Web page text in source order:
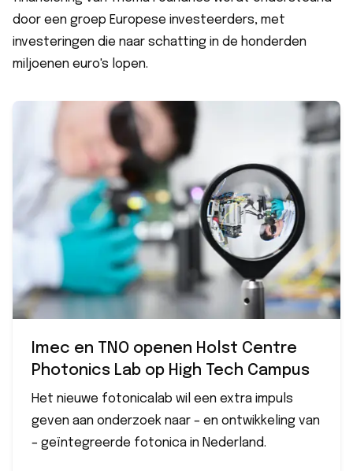
door een groep Europese investeerders, met
investeringen die naar schatting in de honderden
miljoenen euro's lopen.
Imec en TNO openen Holst Centre
Photonics Lab op High Tech Campus
Het nieuwe fotonicalab wil een extra impuls
geven aan onderzoek naar – en ontwikkeling van
– geïntegreerde fotonica in Nederland.